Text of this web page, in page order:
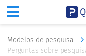
Modelos de pesquisa
Perguntas sobre